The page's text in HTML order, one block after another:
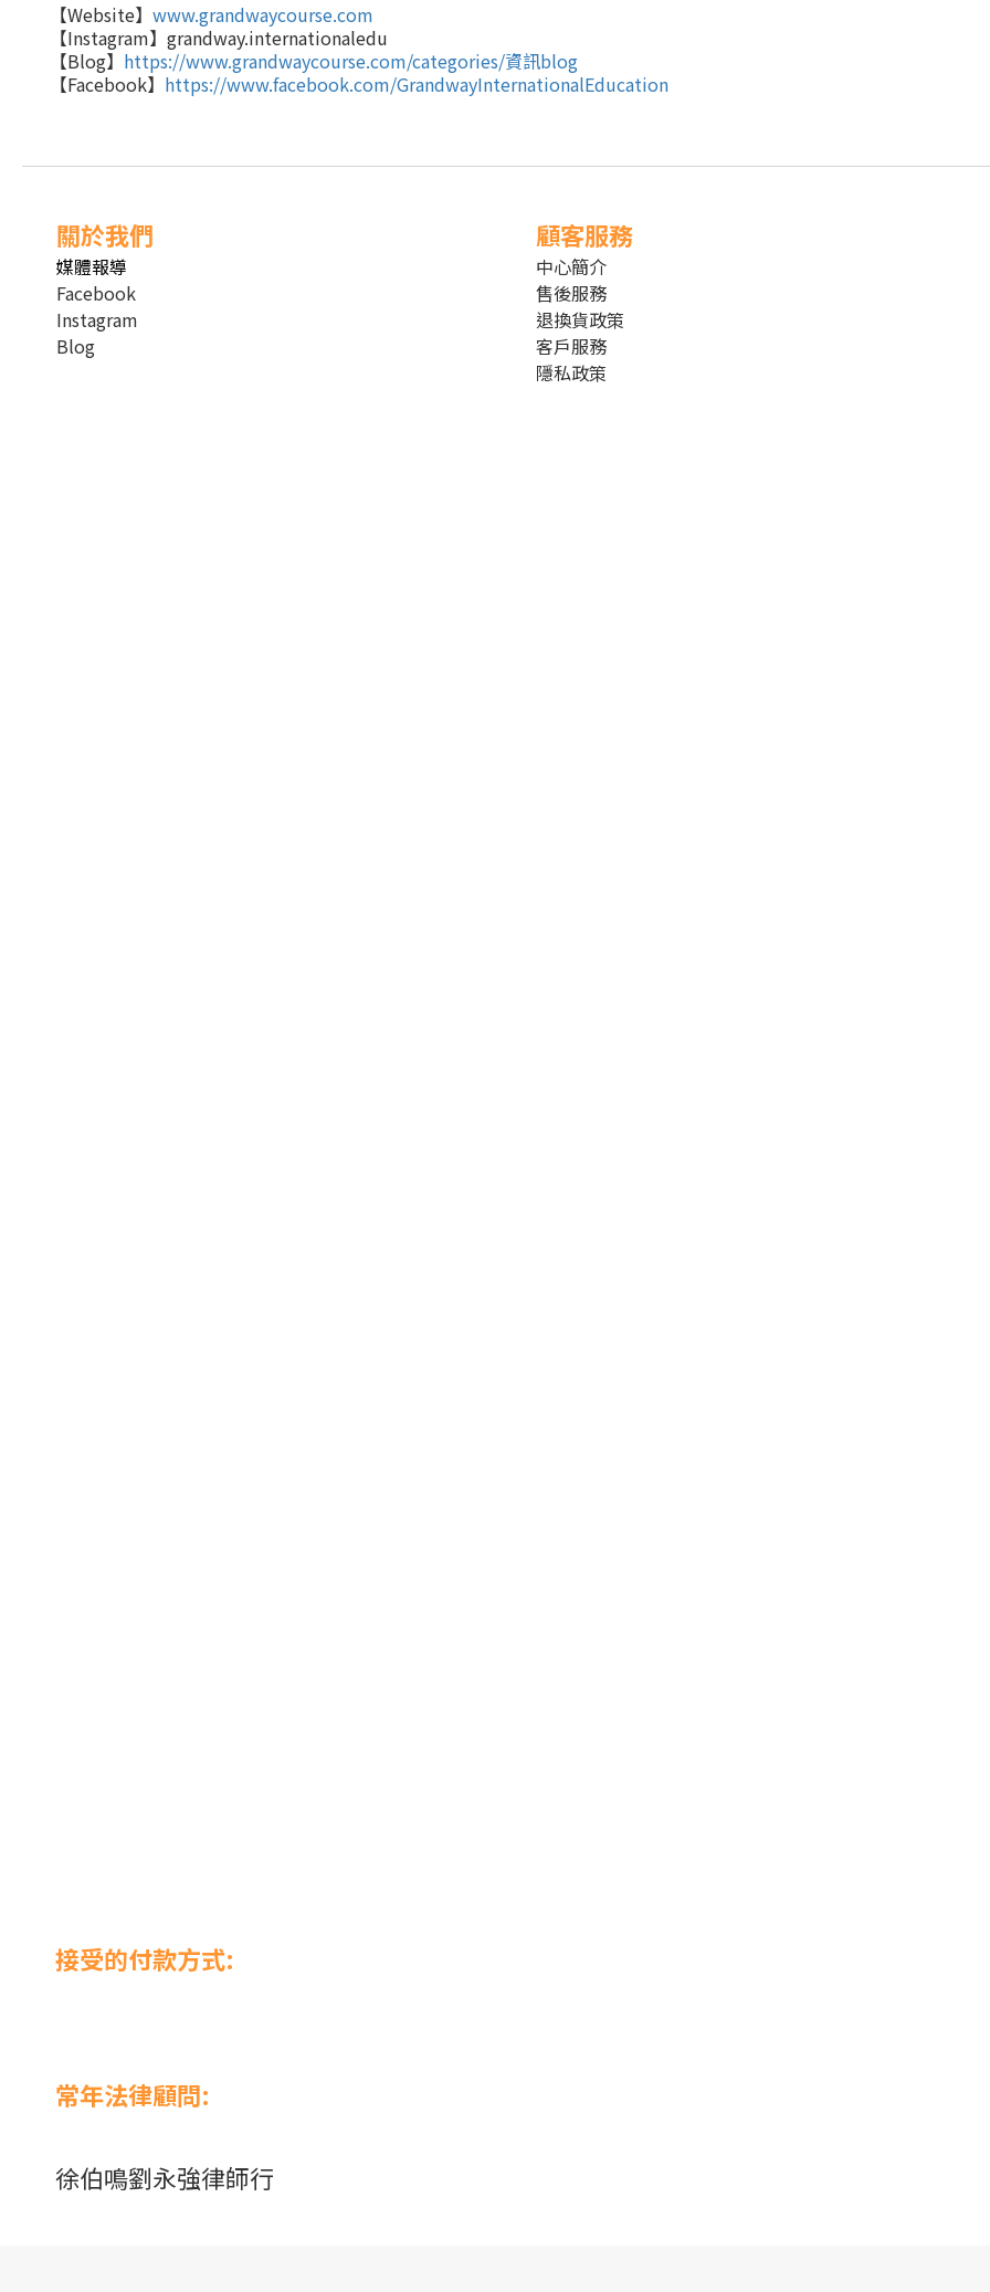
【Website】 www.grandwaycourse.com
【Instagram】 grandway.internationaledu
【Blog】 https://www.grandwaycourse.com/categories/資訊blog
【Facebook】 https://www.facebook.com/GrandwayInternationalEducation
關於我們
媒體報導
Facebook
Instagram
Blog
顧客服務
中心簡介
售後服務
退換貨政策
客戶服務
隱私政策
接受的付款方式:
常年法律顧問:
徐伯鳴劉永強律師行